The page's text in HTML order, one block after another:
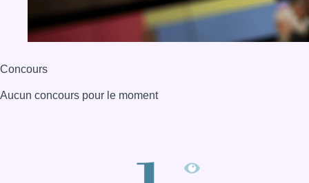
Concours
Aucun concours pour le moment